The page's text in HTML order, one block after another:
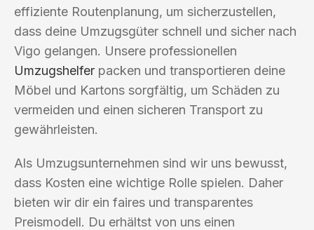
effiziente Routenplanung, um sicherzustellen,
dass deine Umzugsgüter schnell und sicher nach
Vigo gelangen. Unsere professionellen
Umzugshelfer packen und transportieren deine
Möbel und Kartons sorgfältig, um Schäden zu
vermeiden und einen sicheren Transport zu
gewährleisten.
Als Umzugsunternehmen sind wir uns bewusst,
dass Kosten eine wichtige Rolle spielen. Daher
bieten wir dir ein faires und transparentes
Preismodell. Du erhältst von uns einen